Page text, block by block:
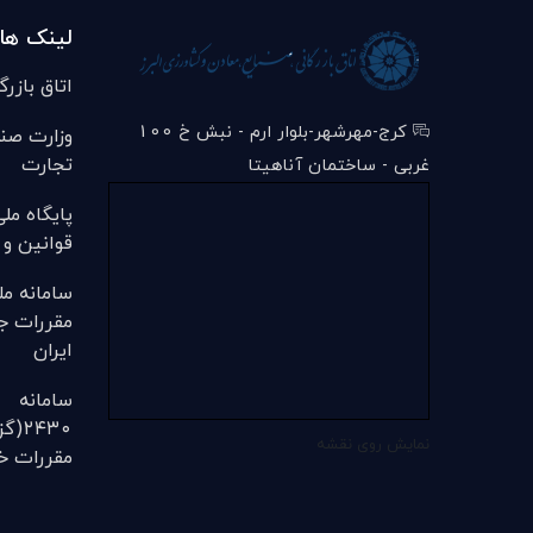
کرج-مهرشهر-بلوار ارم - نبش خ 100
غربی - ساختمان آناهیتا
لینک
اتاق
وزارت
تجارت
پایگاه
قوانین
سامانه
مقررات
ایران
سامانه
مقررات